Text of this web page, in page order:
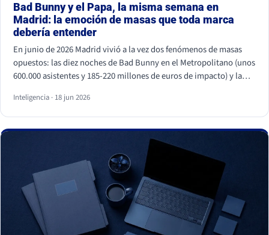
Bad Bunny y el Papa, la misma semana en
Madrid: la emoción de masas que toda marca
debería entender
En junio de 2026 Madrid vivió a la vez dos fenómenos de masas
opuestos: las diez noches de Bad Bunny en el Metropolitano (unos
600.000 asistentes y 185-220 millones de euros de impacto) y la
Bernabéu llenos. Superficies distintas, mismo motor: necesidades
humanas profundas (pertenencia, identidad, comunidad y
trascendencia). Para una marca, los dos enseñan lo mismo: la
emoción a escala no se fabrica, se entiende y se respeta, y entrar
en esos momentos sin criterio sale caro.
Inteligencia · 18 jun 2026